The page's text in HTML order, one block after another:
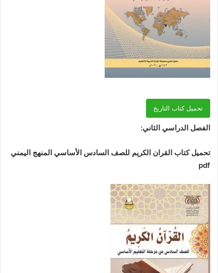
تحميل كتاب التاريخ
الفصل الدراسي الثاني:
تحميل كتاب القران الكريم للصف السادس الأساسي المنهج اليمني
pdf